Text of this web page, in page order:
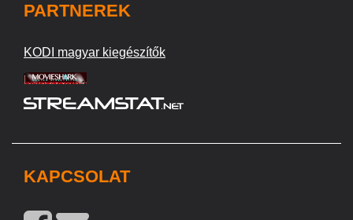
PARTNEREK
KODI magyar kiegészítők
KAPCSOLAT